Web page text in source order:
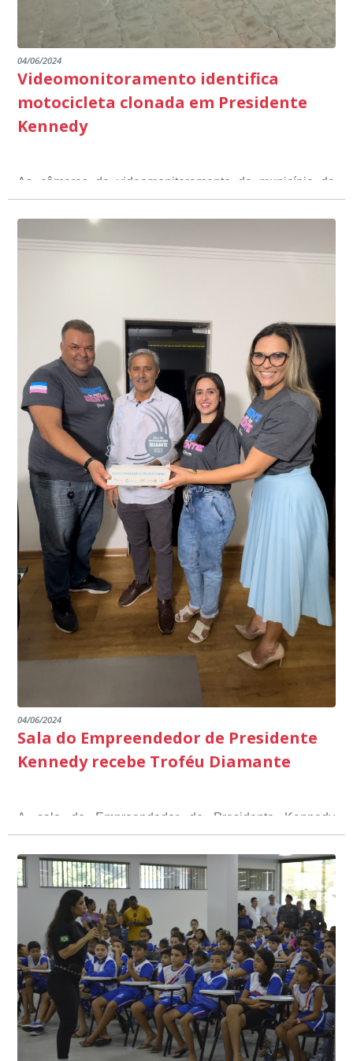
04/06/2024
Videomonitoramento identifica
motocicleta clonada em Presidente
Kennedy
As câmeras de videomonitoramento do município de
Presidente Kennedy identificaram neste fim de semana,
01 de junho, uma motocicleta com indícios de
adulteração, imediatamente, a central de
videomonitoramento acionou a Guarda Civil Municipal,
Durante a abordagem a adulteração foi comprovada,
através da conferência do Chassi, a motocicleta, bem
conta do sistema de videomonitoramento instalado
recentemente em todo o município de Presidente
Kennedy, o sistema é integrado com outros municípios
do país, sendo possível a identificação de veículos por
meio do cruzamento de informações, nesse caso
específico, com dados de uma cidade do Estado do Rio
de Janeiro.
“Mais de 100 câmeras foram instaladas na sede e no
interior de Presidente Kennedy, garantindo mais
segurança à população, seja nas ruas, no comércio, os
produtores agropecuários. Estamos no rumo certo,
parabéns a todos os servidores que contribuem para a
segurança da nossa cidade”, destaca o prefeito Dorlei
Fontão.
04/06/2024
Sala do Empreendedor de Presidente
Kennedy recebe Troféu Diamante
A sala do Empreendedor de Presidente Kennedy
recebeu o Selo Sebrae de Referência em atendimento, o
Troféu Diamante, um reconhecimento nacional, que
atesta a qualidade dos serviços prestados aos
empreendedores locais.
O Selo Sebrae nasceu inspirado nos casos de sucesso,
que merecem o reconhecimento nacional, que se
tornaram referência, nas melhorias da gestão, e na
qualidade dos atendimentos prestados nesses espaços.
A metodologia de avaliação se concentra em 7 pilares:
qualidade no atendimento remoto, gestão, oferta /
realização de soluções, ambiente de negócios,
infraestrutura, presença digital e cobertura e
produtividade. Somados, todos as categorias totalizam